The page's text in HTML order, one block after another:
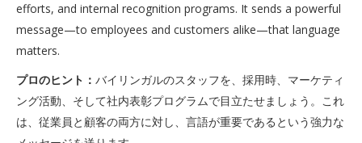
efforts, and internal recognition programs. It sends a powerful
message—to employees and customers alike—that language
matters.
プロのヒント： バイリンガルのスタッフを、採用時、マーケティ
ング活動、そして社内表彰プログラムで目立たせましょう。これ
は、従業員と顧客の両方に対し、言語が重要であるという強力な